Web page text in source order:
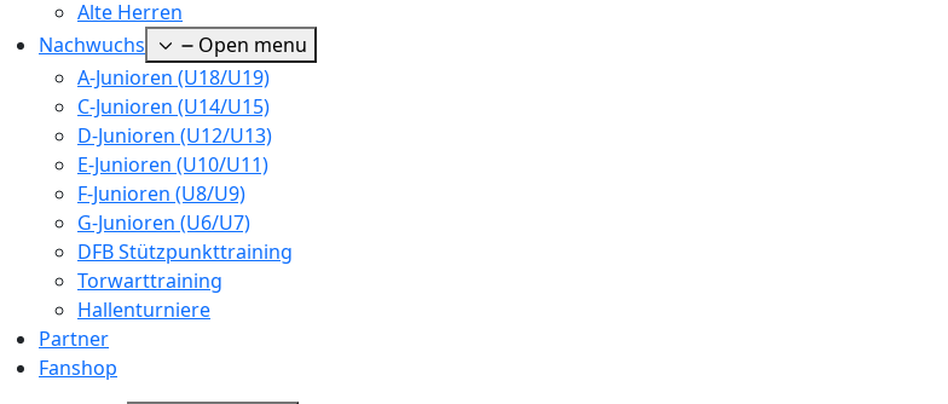
Alte Herren
Nachwuchs
Open menu
A-Junioren (U18/U19)
C-Junioren (U14/U15)
D-Junioren (U12/U13)
E-Junioren (U10/U11)
F-Junioren (U8/U9)
G-Junioren (U6/U7)
DFB Stützpunkttraining
Torwarttraining
Hallenturniere
Partner
Fanshop